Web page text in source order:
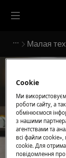
Малая
Cookie
Ми
роботи сайту, а
обмінюємося
з нашими
агентствами та
всі файли
cookie. Для
повідомлення